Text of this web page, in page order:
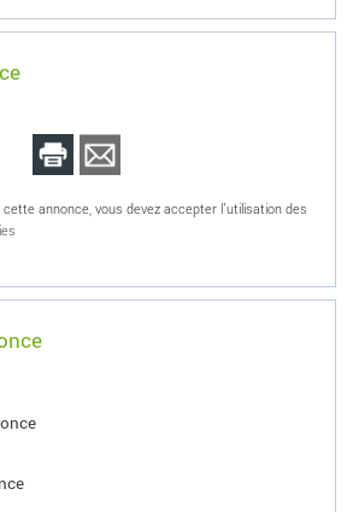
annonce, vous devez accepter l'utilisation des